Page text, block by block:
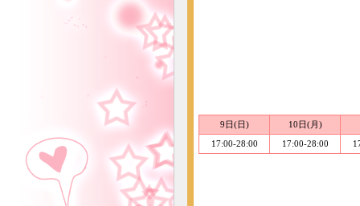
9日(日) 10日(月)
17:00-28:00
17:00-28:00